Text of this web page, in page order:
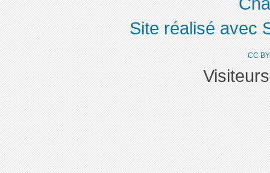
Site réalisé avec
CC